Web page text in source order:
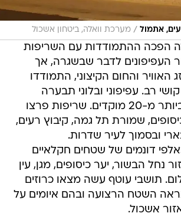
אתמול / מערכת וואלה, ביטחון אשכול
הפכה ההתמודדות עם השריפות
העפיפונים לדבר שבשגרה, אך
האוויר והחום הקיצוני, התמודדו
קושי רב. עפיפוני ובלוני תבערה
הציתו שריפות ביותר מ-20 מוקדים. שריפות פרצו
שמורת תל גמה, קיבוץ רעים,
ובסמוך לעיר שדרות.
דונמים של שטחים חקלאיים
נחל הבשור, יער כיסופים, מגן, עין
תושבי עוטף עשה מצאו כרוזים
השטח הרצועה ובהם איומים על
אשכול.